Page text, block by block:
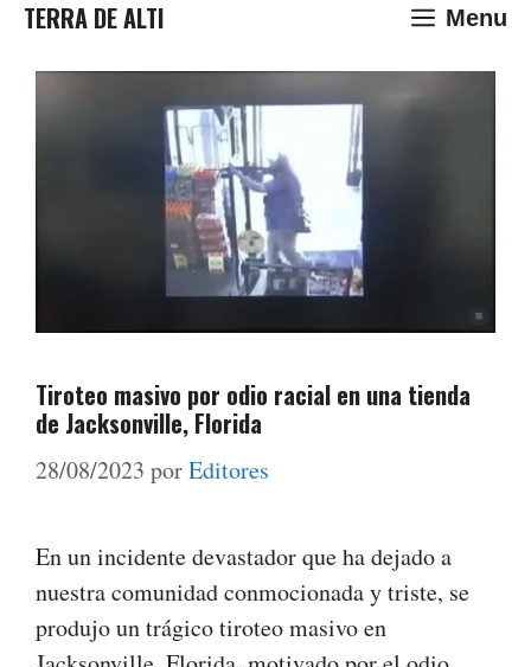
SaltarTERRA DE ALTI Menu
Tiroteo masivo por odio racial en una tienda
de Jacksonville, Florida
28/08/2023 porEditores
En un incidente devastador que ha dejado a
nuestra comunidad conmocionada y triste, se
produjo un trágico tiroteo masivo en